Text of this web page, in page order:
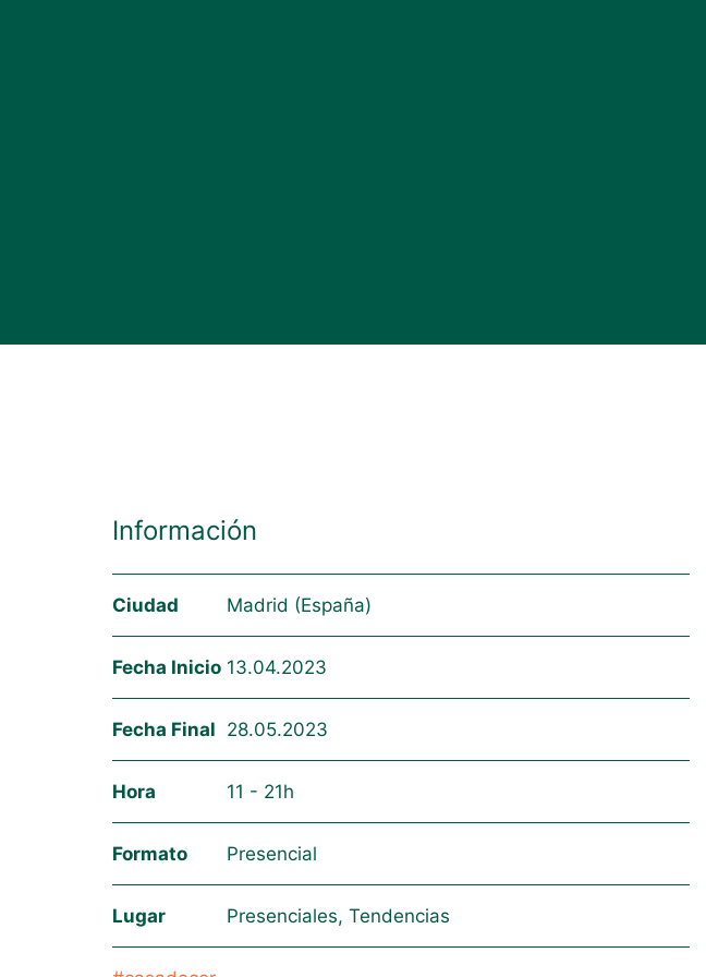
Información
Ciudad Madrid (España)
Fecha Inicio 13.04.2023
Fecha Final 28.05.2023
Hora 11 - 21h
Formato Presencial
Lugar Presenciales, Tendencias